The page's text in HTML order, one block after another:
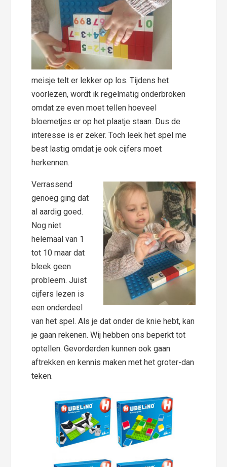
meisje telt er lekker op los. Tijdens het
voorlezen, wordt ik regelmatig onderbroken
omdat ze even moet tellen hoeveel
bloemetjes er op het plaatje staan. Dus de
interesse is er zeker. Toch leek het spel me
best lastig omdat je ook cijfers moet
herkennen.
Verrassend
genoeg ging dat
al aardig goed.
Nog niet
helemaal van 1
tot 10 maar dat
bleek geen
probleem. Juist
cijfers lezen is
een onderdeel
van het spel. Als je dat onder de knie hebt, kan
je gaan rekenen. Wij hebben ons beperkt tot
optellen. Gevorderden kunnen ook gaan
aftrekken en kennis maken met het groter-dan
teken.